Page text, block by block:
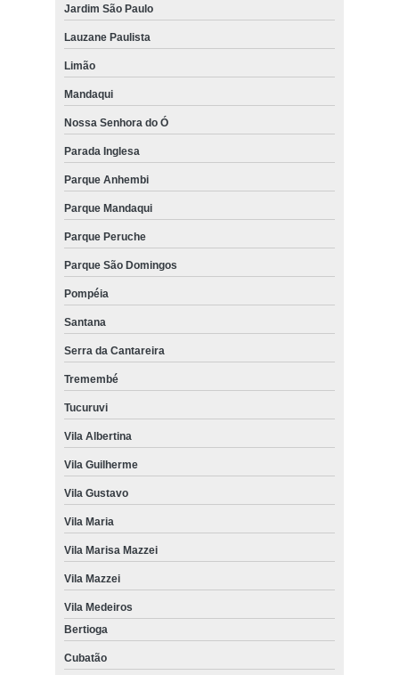
Jardim São Paulo
Lauzane Paulista
Limão
Mandaqui
Nossa Senhora do Ó
Parada Inglesa
Parque Anhembi
Parque Mandaqui
Parque Peruche
Parque São Domingos
Pompéia
Santana
Serra da Cantareira
Tremembé
Tucuruvi
Vila Albertina
Vila Guilherme
Vila Gustavo
Vila Maria
Vila Marisa Mazzei
Vila Mazzei
Vila Medeiros
Bertioga
Cubatão